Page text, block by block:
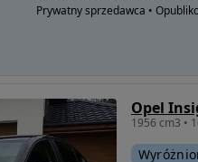
Prywatny sprzedawca •
Opel